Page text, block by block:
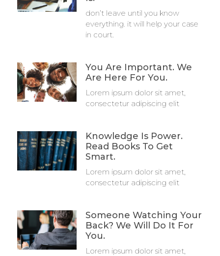
don’t leave until you know
everything. it will help your case
in court.
You Are Important. We
Are Here For You.
Lorem ipsum dolor sit amet,
consectetur adipiscing elit
Knowledge Is Power.
Read Books To Get
Smart.
Lorem ipsum dolor sit amet,
consectetur adipiscing elit
Someone Watching Your
Back? We Will Do It For
You.
Lorem ipsum dolor sit amet,